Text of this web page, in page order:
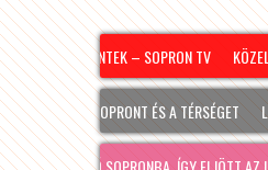
– PÉNTEK – SOPRON TV KÖZEL
ÉRINTI SOPRONT ÉS A TÉRSÉGET